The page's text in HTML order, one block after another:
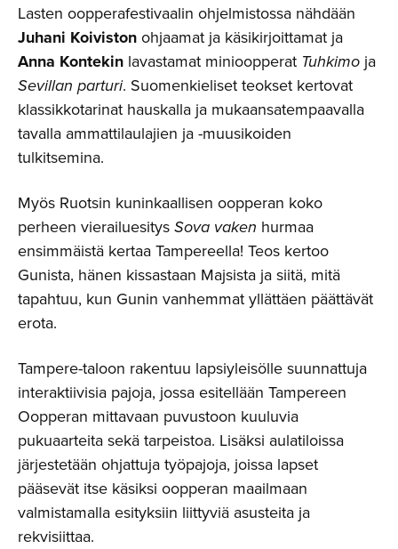
Lasten oopperafestivaalin ohjelmistossa nähdään
Juhani Koivistonohjaamat ja käsikirjoittamat ja
Anna Kontekin lavastamat minioopperat Tuhkimo ja
Sevillan parturi. Suomenkieliset teokset kertovat
klassikkotarinat hauskalla ja mukaansatempaavalla
tavalla ammattilaulajien ja -muusikoiden
tulkitsemina.
Myös Ruotsin kuninkaallisen oopperan koko
perheen vierailuesitysSova vaken hurmaa
ensimmäistä kertaa Tampereella! Teos kertoo
Gunista, hänen kissastaan Majsista ja siitä, mitä
tapahtuu, kun Gunin vanhemmat yllättäen päättävät
erota.
Tampere-taloon rakentuu lapsiyleisölle suunnattuja
interaktiivisia pajoja, jossa esitellään Tampereen
Oopperan mittavaan puvustoon kuuluvia
pukuaarteita sekä tarpeistoa. Lisäksi aulatiloissa
järjestetään ohjattuja työpajoja, joissa lapset
pääsevät itse käsiksi oopperan maailmaan
valmistamalla esityksiin liittyviä asusteita ja
rekvisiittaa.